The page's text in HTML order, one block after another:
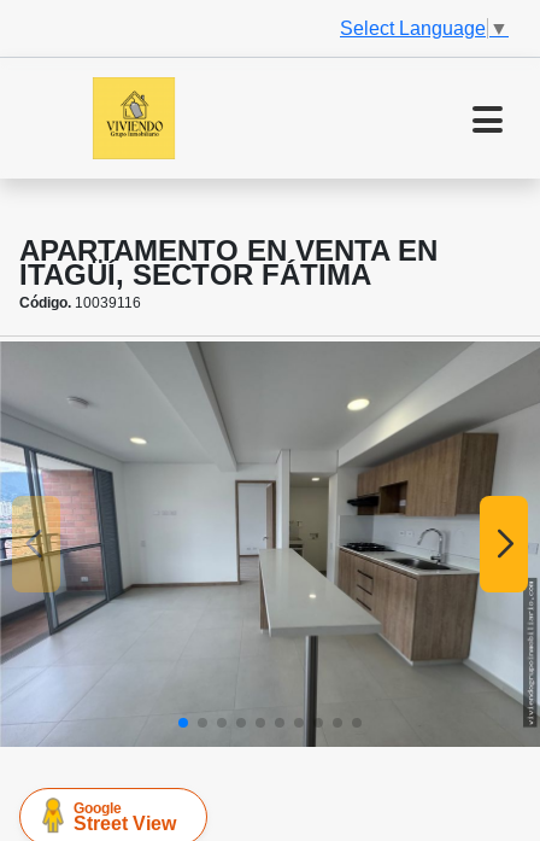
Select Language ▼
APARTAMENTO EN VENTA EN
ITAGÜÍ, SECTOR FÁTIMA
Código. 10039116
Google
Street View